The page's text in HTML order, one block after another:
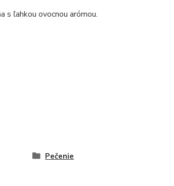
s ľahkou ovocnou arómou.
Pečenie